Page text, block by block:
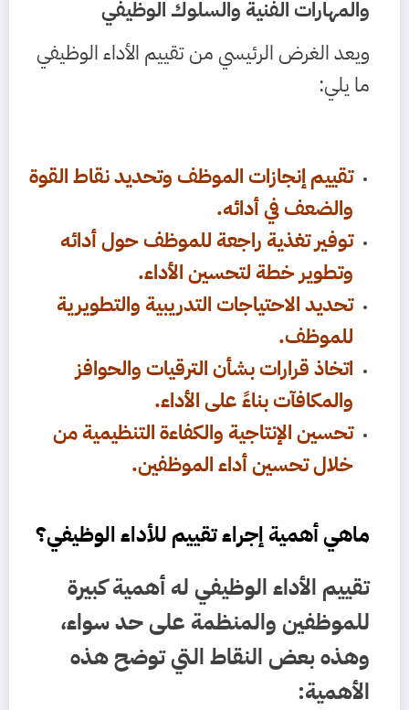
والمهارات الفنية والسلوك الوظيفي
ويعد الغرض الرئيسي من تقييم الأداء الوظيفي
ما يلي:
تقييم إنجازات الموظف وتحديد نقاط القوة
والضعف في أدائه.
توفير تغذية راجعة للموظف حول أدائه
وتطوير خطة لتحسين الأداء.
تحديد الاحتياجات التدريبية والتطويرية
للموظف.
اتخاذ قرارات بشأن الترقيات والحوافز
والمكافآت بناءً على الأداء.
تحسين الإنتاجية والكفاءة التنظيمية من
خلال تحسين أداء الموظفين.
ماهي أهمية إجراء تقييم للأداء الوظيفي؟
تقييم الأداء الوظيفي له أهمية كبيرة
للموظفين والمنظمة على حد سواء،
وهذه بعض النقاط التي توضح هذه
الأهمية: